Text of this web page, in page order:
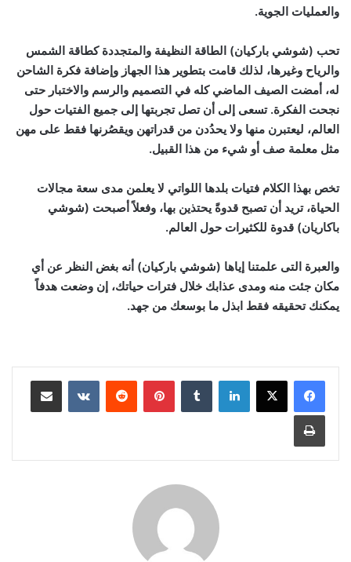
والعمليات الجوية.
تحب (شوشي باركيان) الطاقة النظيفة والمتجددة كطاقة الشمس
والرياح وغيرها، لذلك قامت بتطوير هذا الجهاز وإضافة فكرة الشاحن
له، أمضت الصيف الماضي كله في التصميم والرسم والاختبار حتى
نجحت الفكرة. تسعى إلى أن تصل تجربتها إلى جميع الفتيات حول
العالم، ليعتبرن منها ولا يحدُدن من قدراتهن ويقصُرنها فقط على مهن
مثل معلمة صف أو شيء من هذا القبيل.
تخص بهذا الكلام فتيات بلدها اللواتي لا يعلمن مدى سعة مجالات
الحياة، تريد أن تصبح قدوةً يحتذين بها، وفعلاً أصبحت (شوشي
باكاريان) قدوة للكثيرات حول العالم.
والعبرة التى علمتنا إياها (شوشي باركيان) أنه بغض النظر عن أي
مكان جئت منه ومدى عذابك خلال فترات حياتك، إن وضعت هدفاً
يمكنك تحقيقه فقط ابذل ما بوسعك من جهد.
لينكدإن بينتيريست مشاركة عبر البريد
طباعة